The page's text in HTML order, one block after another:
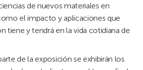
de nuevos materiales en
el impacto y aplicaciones que
tiene y tendrá en la vida cotidiana de
de la exposición se exhibirán los